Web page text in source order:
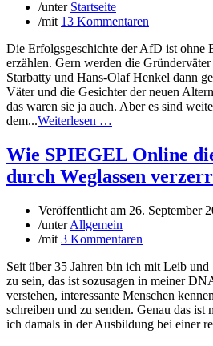
/unter Startseite
/mit 13 Kommentaren
Die Erfolgsgeschichte der AfD ist ohne
erzählen. Gern werden die
Starbatty und Hans-Olaf Henkel dann
Väter und die Gesichter der neuen
das waren sie ja auch. Aber es sind
dem...Weiterlesen …
Wie SPIEGEL Online
durch Weglassen
Veröffentlicht am 26. September
/unterAllgemein
/mit 3 Kommentaren
Seit über 35 Jahren bin ich mit Leib
zu sein, das ist sozusagen in meiner
verstehen, interessante Menschen
schreiben und zu senden. Genau das
ich damals in der Ausbildung bei einer